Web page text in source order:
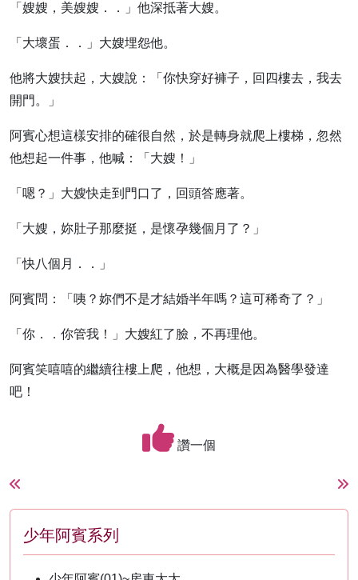
「嫂嫂，美嫂嫂．．」他深抵著大嫂。
「大壞蛋．．」大嫂埋怨他。
他將大嫂扶起，大嫂說：「你快穿好褲子，回四樓去，我去
開門。」
阿賓心想這樣安排的確很自然，於是轉身就爬上樓梯，忽然
他想起一件事，他喊：「大嫂！」
「嗯？」大嫂快走到門口了，回頭答應著。
「大嫂，妳肚子那麼挺，是懷孕幾個月了？」
「快八個月．．」
阿賓問：「咦？妳們不是才結婚半年嗎？這可稀奇了？」
「你．．你管我！」大嫂紅了臉，不再理他。
阿賓笑嘻嘻的繼續往樓上爬，他想，大概是因為醫學發達
吧！
讚一個
少年阿賓系列